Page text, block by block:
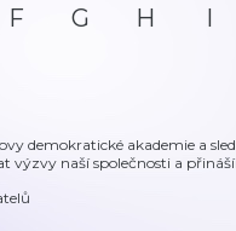
F G H I
demokratické akademie a
výzvy naší společnosti a